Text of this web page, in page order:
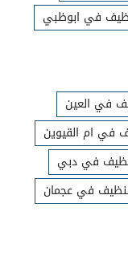
في ابوظبي
في العين
في ام القيوين
في دبي
في عجمان